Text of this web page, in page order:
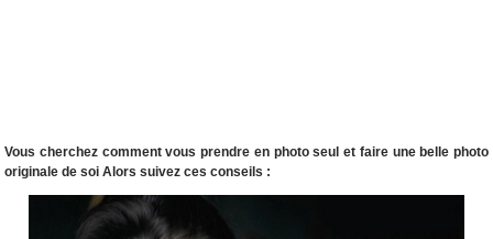
Vous cherchez comment vous prendre en photo seul et faire une belle photo
originale de soi Alors suivez ces conseils :